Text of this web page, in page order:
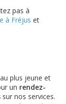
pas à
à Fréjus et
plus jeune et
un rendez-
sur nos services.